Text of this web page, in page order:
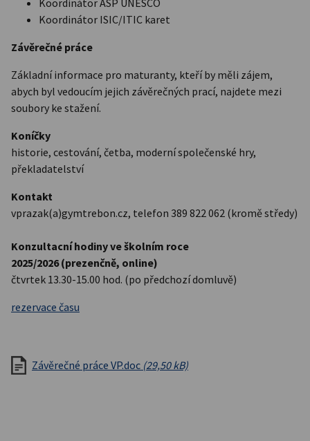
Koordinátor ISIC/ITIC karet
Závěrečné práce
Základní informace pro maturanty, kteří by měli zájem,
abych byl vedoucím jejich závěrečných prací, najdete mezi
soubory ke stažení.
Koníčky
historie, cestování, četba, moderní společenské hry,
překladatelství
Kontakt
vprazak(a)gymtrebon.cz, telefon 389 822 062 (kromě středy)
Konzultacní hodinyve školním roce
2025/2026(prezenčně, online)
čtvrtek 13.30-15.00 hod. (po předchozí domluvě)
rezervace času
Závěrečné práce VP.doc (29,50 kB)